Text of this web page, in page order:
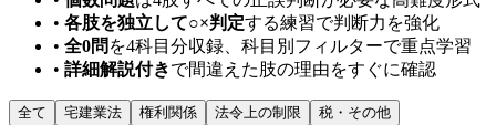
• 各肢を独立して○×判定する練習で判断力を強化
• 全0問 を4科目分収録、科目別フィルターで重点学習
• 詳細解説付きで間違えた肢の理由をすぐに確認
全て 宅建業法 権利関係 法令上の制限 税・その他